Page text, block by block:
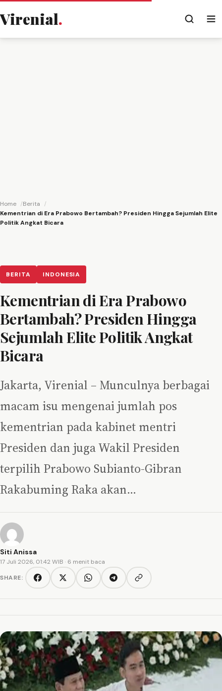
Virenial.
Home
Berita
Kementrian di Era Prabowo Bertambah? Presiden Hingga Sejumlah Elite
Politik Angkat Bicara
BERITA INDONESIA
Kementrian di Era Prabowo
Bertambah? Presiden Hingga
Sejumlah Elite Politik Angkat
Bicara
Jakarta, Virenial – Munculnya berbagai
macam isu mengenai jumlah pos
kementrian pada kabinet mentri
Presiden dan juga Wakil Presiden
terpilih Prabowo Subianto-Gibran
Rakabuming Raka akan…
Siti Anissa
17 Juli 2026, 01:42 WIB · 6 menit baca
SHARE:
FacebookTwitter/XWhatsAppTelegramCopy link